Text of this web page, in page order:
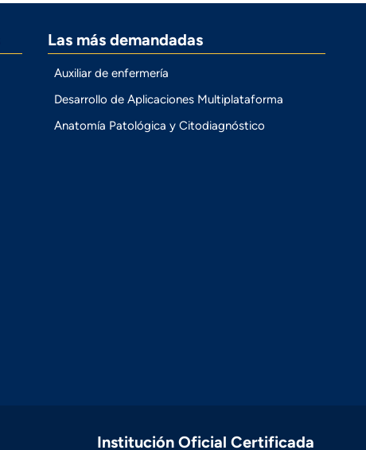
Las más demandadas
Auxiliar de enfermería
Desarrollo de Aplicaciones Multiplataforma
Anatomía Patológica y Citodiagnóstico
Institución Oficial Certificada